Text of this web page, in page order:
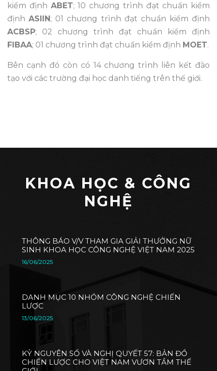
kiểm định ABET; 10 chương trình đạt chuẩn kiểm
địnhASIIN; 01 chương trình đạt chuẩn kiểm định
ACBSP; 02 chương trình đạt chuẩn kiểm định
FIBAA; 01 chương trình đạt chuẩn kiểm định MOET.
Bên cạnh đó còn có 14 chương trình liên kết đào
tạo với các trường đại học danh tiếng trên thế giới.
KHOA HỌC & CÔNG
NGHỆ
THÔNG BÁO V/V THAM GIA GIẢI THƯỞNG NỮ
SINH KHOA HỌC CÔNG NGHỆ VIỆT NAM 2025
16/06/2025
DANH MỤC 10 NHÓM CÔNG NGHỆ CHIẾN
LƯỢC
13/06/2025
KỶ NGUYÊN SỐ VÀ NGHỊ QUYẾT 57: BẢN ĐỒ
CHIẾN LƯỢC CHO VIỆT NAM VƯƠN TẦM THẾ